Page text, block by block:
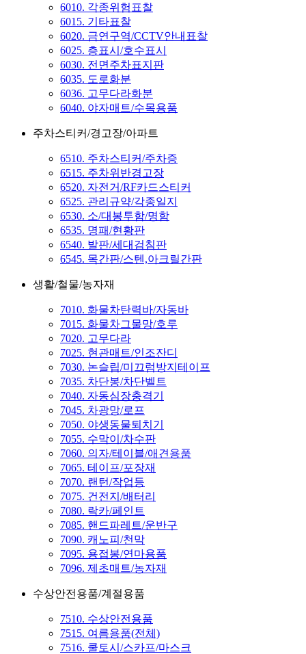
6010. 각종위험표찰
6015. 기타표찰
6020. 금연구역/CCTV안내표찰
6025. 층표시/호수표시
6030. 전면주차표지판
6035. 도로화분
6036. 고무다라화분
6040. 야자매트/수목용품
주차스티커/경고장/아파트
6510. 주차스티커/주차증
6515. 주차위반경고장
6520. 자전거/RF카드스티커
6525. 관리규약/각종일지
6530. 소/대봉투함/명함
6535. 명패/현황판
6540. 발판/세대검침판
6545. 목간판/스텐,아크릴간판
생활/철물/농자재
7010. 화물차탄력바/자동바
7015. 화물차그물망/호루
7020. 고무다라
7025. 현관매트/인조잔디
7030. 논슬립/미끄럼방지테이프
7035. 차단봉/차단벨트
7040. 자동심장충격기
7045. 차광망/로프
7050. 야생동물퇴치기
7055. 수막이/차수판
7060. 의자/테이블/애견용품
7065. 테이프/포장재
7070. 랜턴/작업등
7075. 건전지/배터리
7080. 락카/페인트
7085. 핸드파레트/운반구
7090. 캐노피/천막
7095. 용접봉/연마용품
7096. 제초매트/농자재
수상안전용품/계절용품
7510. 수상안전용품
7515. 여름용품(전체)
7516. 쿨토시/스카프/마스크